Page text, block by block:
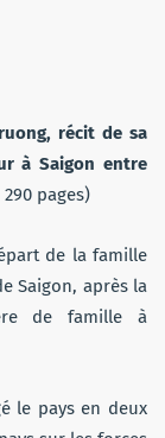
récit de sa
à Saigon entre
pages)
de la famille
Saigon, après la
de famille à
le pays en deux